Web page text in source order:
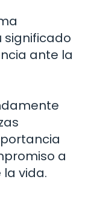
significado
ante la
a
vida.